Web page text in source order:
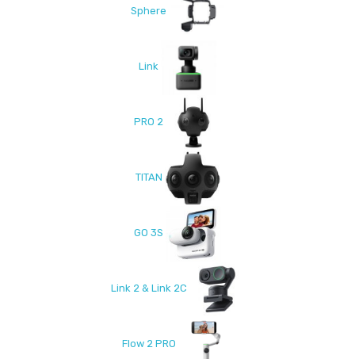
Sphere
Link
PRO 2
TITAN
GO 3S
Link 2 & Link 2C
Flow 2 PRO